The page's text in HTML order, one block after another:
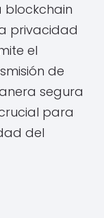
blockchain
privacidad
el
de
segura
para
del